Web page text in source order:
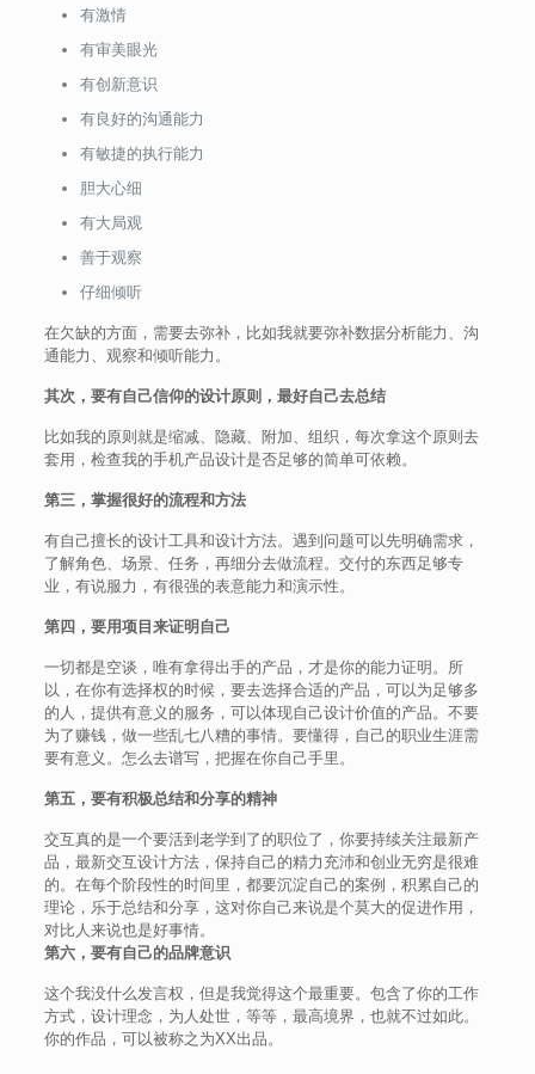
有激情
有审美眼光
有创新意识
有良好的沟通能力
有敏捷的执行能力
胆大心细
有大局观
善于观察
仔细倾听
在欠缺的方面，需要去弥补，比如我就要弥补数据分析能力、沟
通能力、观察和倾听能力。
其次，要有自己信仰的设计原则，最好自己去总结
比如我的原则就是缩减、隐藏、附加、组织，每次拿这个原则去
套用，检查我的手机产品设计是否足够的简单可依赖。
第三，掌握很好的流程和方法
有自己擅长的设计工具和设计方法。遇到问题可以先明确需求，
了解角色、场景、任务，再细分去做流程。交付的东西足够专
业，有说服力，有很强的表意能力和演示性。
第四，要用项目来证明自己
一切都是空谈，唯有拿得出手的产品，才是你的能力证明。所
以，在你有选择权的时候，要去选择合适的产品，可以为足够多
的人，提供有意义的服务，可以体现自己设计价值的产品。不要
为了赚钱，做一些乱七八糟的事情。要懂得，自己的职业生涯需
要有意义。怎么去谱写，把握在你自己手里。
第五，要有积极总结和分享的精神
交互真的是一个要活到老学到了的职位了，你要持续关注最新产
品，最新交互设计方法，保持自己的精力充沛和创业无穷是很难
的。在每个阶段性的时间里，都要沉淀自己的案例，积累自己的
理论，乐于总结和分享，这对你自己来说是个莫大的促进作用，
对比人来说也是好事情。
第六，要有自己的品牌意识
这个我没什么发言权，但是我觉得这个最重要。包含了你的工作
方式，设计理念，为人处世，等等，最高境界，也就不过如此。
你的作品，可以被称之为XX出品。